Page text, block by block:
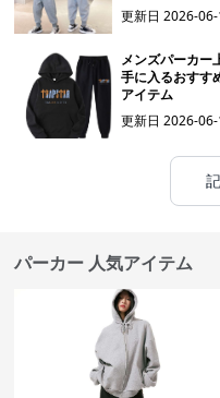
更新日2026-
メンズパーカー
手に入るおすす
アイテム
更新日2026-
パーカー 人気アイテム